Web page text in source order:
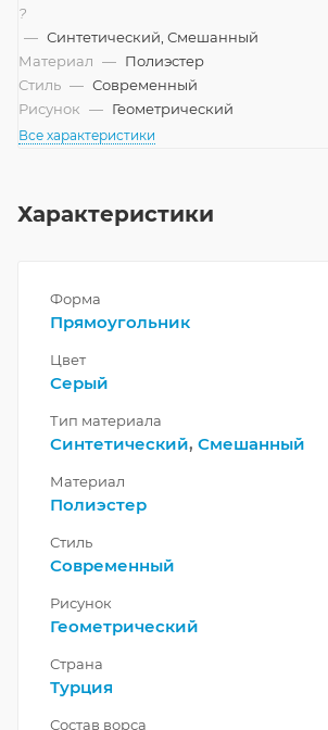
?
— Синтетический, Смешанный
Материал — Полиэстер
Стиль — Современный
Рисунок — Геометрический
Все характеристики
Характеристики
Форма
Прямоугольник
Цвет
Серый
Тип материала
Синтетический, Смешанный
Материал
Полиэстер
Стиль
Современный
Рисунок
Геометрический
Страна
Турция
Состав ворса